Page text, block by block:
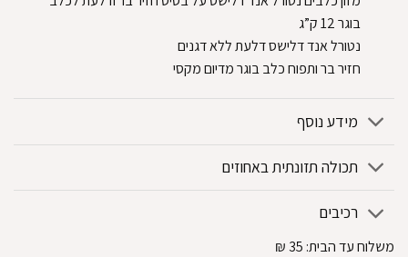
בוגר 12 ק”ג
נטורל אנד דלישס דלעת ללא דגנים
חזיר בר ותפוח כלב בוגר מדיום מקסי
מידע נוסף
תכולה תזונתית באחוזים
רכיבים
משלוח עד הבית:
₪